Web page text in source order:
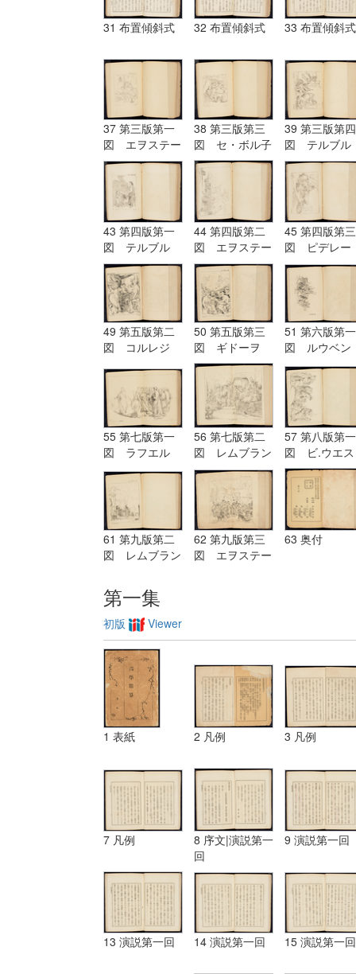
31 布置傾斜式 32 布置傾斜式 33 布置傾斜式
37 第三版第一
図 エヲステー
ド Aostade
38 第三版第三
図 セ・ボル子
ツト I.Burnet
39 第三版第四
図 テルブル
グ terburg
43 第四版第一
図 テルブル
グ Terburg
44 第四版第二
図 エヲステー
ド Aostade
45 第四版第三
図 ピデレー
ル PDeLwer
49 第五版第二
図 コルレジ
50 第五版第三
図 ギドーヲ
Guido
51 第六版第一
図 ルウベン
ス Reubens
55 第七版第一
図 ラフエル
Raffaelle
56 第七版第二
図 レムブラン
ド Rembrandt
57 第八版第一
図 ビ.ウエス
ト B.West
61 第九版第二
図 レムブラン
62 第九版第三
図 エヲステー
63 奥付
第一集
初版 Viewer
1 表紙 2 凡例 3 凡例
7 凡例
8 序文|演説第一
回
9 演説第一回
13 演説第一回 14 演説第一回 15 演説第一回